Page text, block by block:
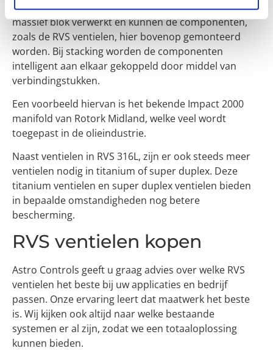
Bij manifold mounted worden de kanalen in een
massief blok verwerkt en kunnen de componenten,
zoals de RVS ventielen, hier bovenop gemonteerd
worden. Bij stacking worden de componenten
intelligent aan elkaar gekoppeld door middel van
verbindingstukken.
Een voorbeeld hiervan is het bekende Impact 2000
manifold van Rotork Midland, welke veel wordt
toegepast in de olieindustrie.
Naast ventielen in RVS 316L, zijn er ook steeds meer
ventielen nodig in titanium of super duplex. Deze
titanium ventielen en super duplex ventielen bieden
in bepaalde omstandigheden nog betere
bescherming.
RVS ventielen kopen
Astro Controls geeft u graag advies over welke RVS
ventielen het beste bij uw applicaties en bedrijf
passen. Onze ervaring leert dat maatwerk het beste
is. Wij kijken ook altijd naar welke bestaande
systemen er al zijn, zodat we een totaaloplossing
kunnen bieden.